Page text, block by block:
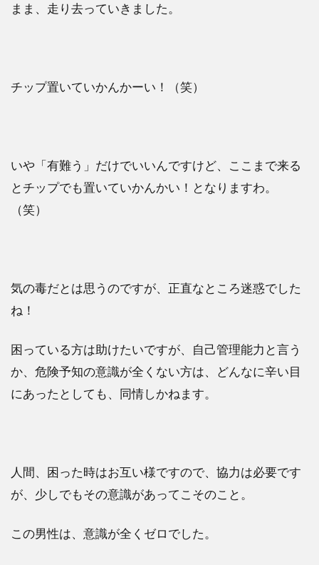
まま、走り去っていきました。
チップ置いていかんかーい！（笑）
いや「有難う」だけでいいんですけど、ここまで来る
とチップでも置いていかんかい！となりますわ。
（笑）
気の毒だとは思うのですが、正直なところ迷惑でした
ね！
困っている方は助けたいですが、自己管理能力と言う
か、危険予知の意識が全くない方は、どんなに辛い目
にあったとしても、同情しかねます。
人間、困った時はお互い様ですので、協力は必要です
が、少しでもその意識があってこそのこと。
この男性は、意識が全くゼロでした。